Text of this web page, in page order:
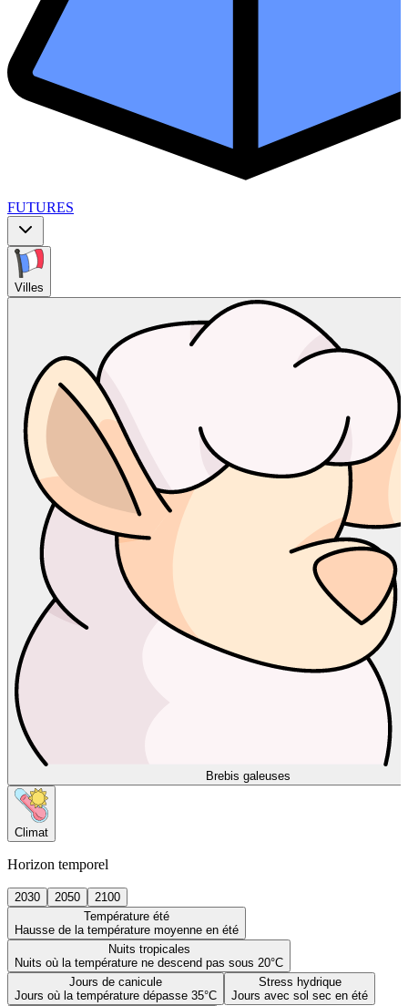
FUTURES
Villes
Brebis galeuses
Climat
Horizon temporel
2030 2050
2100
Température été
Hausse de la température moyenne en été
Nuits tropicales
Nuits où la température ne descend pas sous 20°C
Jours de canicule
Jours où la température dépasse 35°C
Stress hydrique
Jours avec sol sec en été